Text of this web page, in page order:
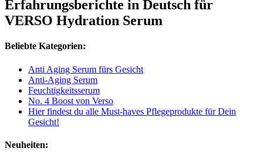
Erfahrungsberichte in Deutsch für
VERSO Hydration Serum
Beliebte Kategorien:
Anti Aging Serum fürs Gesicht
Anti-Aging Serum
Feuchtigkeitsserum
No. 4 Boost von Verso
Hier findest du alle Must-haves Pflegeprodukte für Dein
Gesicht!
Neuheiten: